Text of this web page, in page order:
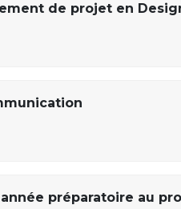
de projet en
année préparatoire au